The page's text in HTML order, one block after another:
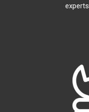
experts